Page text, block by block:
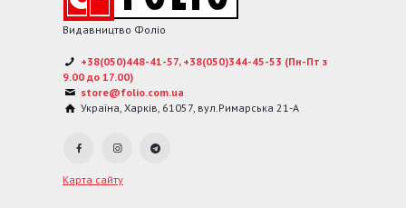
Видавництво Фоліо
+38(050)448-41-57, +38(050)344-45-53 (Пн-Пт з
9.00 до 17.00)
store@folio.com.ua
Україна, Харків, 61057, вул.Римарська 21-А
Карта сайту